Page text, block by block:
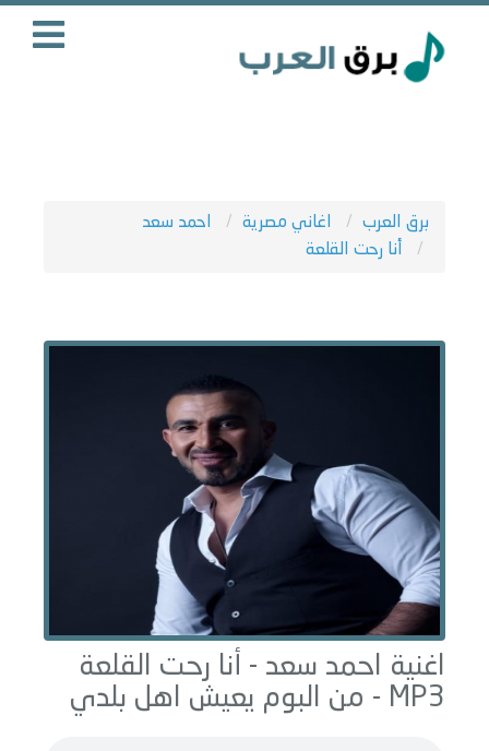
برق العرب اغاني مصرية
احمد سعد
أنا رحت القلعة
اغنية احمد سعد - أنا رحت القلعة
MP3 - من البوم
يعيش اهل بلدي